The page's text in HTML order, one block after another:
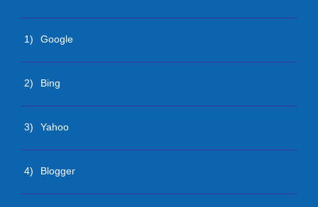
1) Google
2) Bing
3) Yahoo
4) Blogger